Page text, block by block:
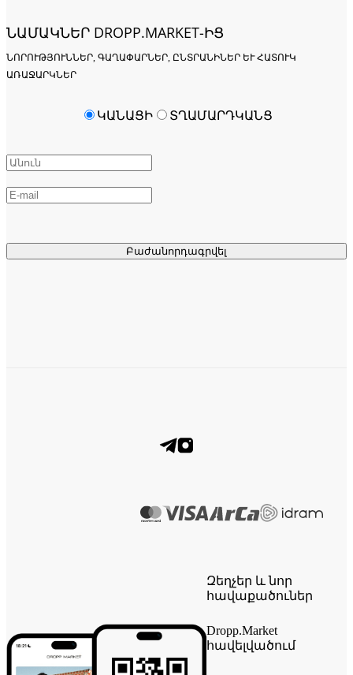
ՆԱՄԱԿՆԵՐ DROPP.MARKET-ԻՑ
ՆՈՐՈՒԹՅՈՒՆՆԵՐ, ԳԱՂԱՓԱՐՆԵՐ, ԸՆՏՐԱՆԻՆԵՐ ԵՒ ՀԱՏՈՒԿ Ա
ՌԱՋԱՐԿՆԵՐ
Բաժանորդագրվել
ԿԱՆԱՑԻ ՏՂԱՄԱՐԴԿԱՆՑ
Զեղչեր և նոր
հավաքածուներ
Dropp.Market
հավելվածում